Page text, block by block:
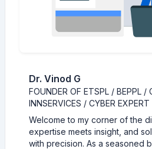
Dr. Vinod G
FOUNDER OF ETSPL / BEPPL /
INNSERVICES / CYBER EXPERT
Welcome to my corner of the
expertise meets insight, and
with precision. As a seasoned